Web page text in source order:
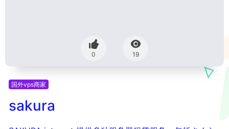
0 19
国外vps商家
sakura